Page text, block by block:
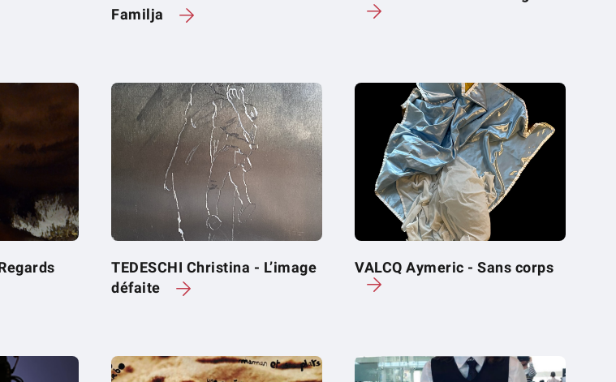
Familja
TEDESCHI Christina - L’image
défaite
VALCQ Aymeric - Sans corps